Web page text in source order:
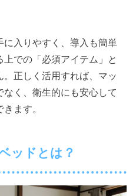
入りやすく、導入も簡単
での「必須アイテム」と
正しく活用すれば、マッ
なく、衛生的にも安心して
ます。
ッドとは？